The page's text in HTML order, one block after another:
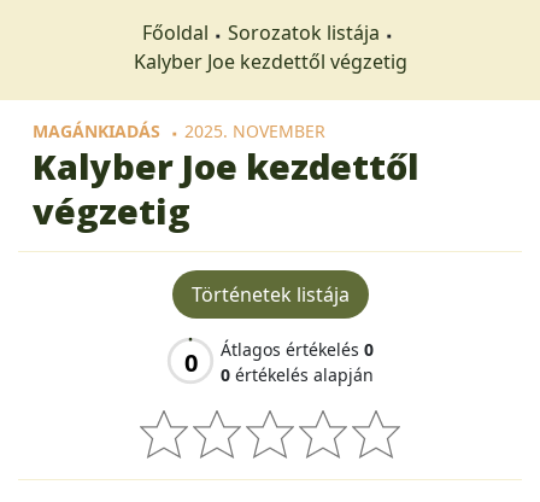
Főoldal
Sorozatok listája
Kalyber Joe kezdettől végzetig
MAGÁNKIADÁS 2025. NOVEMBER
Kalyber Joe kezdettől
végzetig
Történetek listája
0 Átlagos értékelés 0
0 értékelés alapján